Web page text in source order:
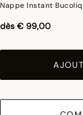
Nappe Instant
dès € 99,00